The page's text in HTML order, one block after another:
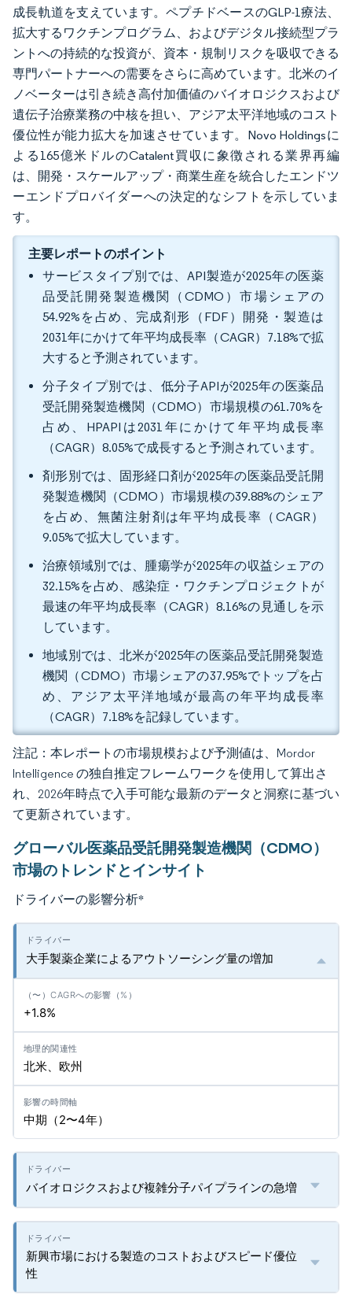
成長軌道を支えています。ペプチドベースのGLP-1療法、
拡大するワクチンプログラム、およびデジタル接続型プラ
ントへの持続的な投資が、資本・規制リスクを吸収できる
専門パートナーへの需要をさらに高めています。北米のイ
ノベーターは引き続き高付加価値のバイオロジクスおよび
遺伝子治療業務の中核を担い、アジア太平洋地域のコスト
優位性が能力拡大を加速させています。Novo Holdingsに
よる165億米ドルのCatalent買収に象徴される業界再編
は、開発・スケールアップ・商業生産を統合したエンドツ
ーエンドプロバイダーへの決定的なシフトを示していま
す。
主要レポートのポイント
サービスタイプ別では、API製造が2025年の医薬
品受託開発製造機関（CDMO）市場シェアの
54.92%を占め、完成剤形（FDF）開発・製造は
2031年にかけて年平均成長率（CAGR）7.18%で拡
大すると予測されています。
分子タイプ別では、低分子APIが2025年の医薬品
受託開発製造機関（CDMO）市場規模の61.70%を
占め、HPAPIは2031年にかけて年平均成長率
（CAGR）8.05%で成長すると予測されています。
剤形別では、固形経口剤が2025年の医薬品受託開
発製造機関（CDMO）市場規模の39.88%のシェア
を占め、無菌注射剤は年平均成長率（CAGR）
9.05%で拡大しています。
治療領域別では、腫瘍学が2025年の収益シェアの
32.15%を占め、感染症・ワクチンプロジェクトが
最速の年平均成長率（CAGR）8.16%の見通しを示
しています。
地域別では、北米が2025年の医薬品受託開発製造
機関（CDMO）市場シェアの37.95%でトップを占
め、アジア太平洋地域が最高の年平均成長率
（CAGR）7.18%を記録しています。
注記：本レポートの市場規模および予測値は、Mordor
Intelligence の独自推定フレームワークを使用して算出さ
れ、2026年時点で入手可能な最新のデータと洞察に基づい
て更新されています。
グローバル医薬品受託開発製造機関（CDMO）
市場のトレンドとインサイト
ドライバーの影響分析*
大手製薬企業によるアウトソーシング量の増加
+1.8%
北米、欧州
中期（2〜4年）
バイオロジクスおよび複雑分子パイプラインの急増
新興市場における製造のコストおよびスピード優位
性